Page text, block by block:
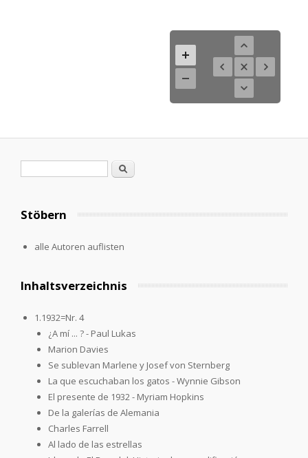
Suche
Stöbern
alle Autoren auflisten
Inhaltsverzeichnis
1.1932=Nr. 4
¿A mí ... ? - Paul Lukas
Marion Davies
Se sublevan Marlene y Josef von Sternberg
La que escuchaban los gatos - Wynnie Gibson
El presente de 1932 - Myriam Hopkins
De la galerías de Alemania
Charles Farrell
Al lado de las estrellas